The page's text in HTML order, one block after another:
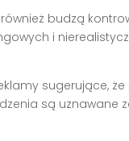
również budzą
i
sugerujące,
są uznawane